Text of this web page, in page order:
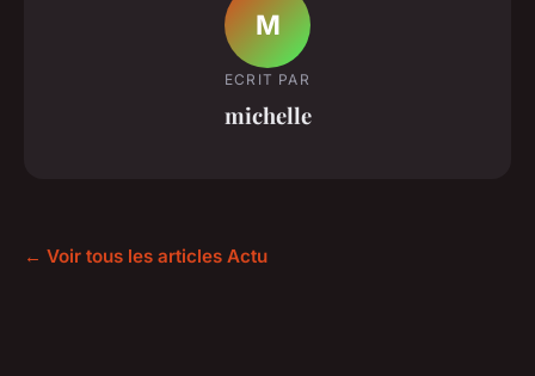
M
ECRIT PAR
michelle
← Voir tous les articles Actu